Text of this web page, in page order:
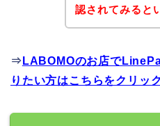
認されてみると
⇒ LABOMOのお店で
りたい方はこちらをクリック